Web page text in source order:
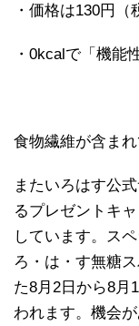
・価格は130円（
・0kcalで「機能
食物繊維が含ま
またいろはす公
るプレゼントキ
しています。ス
ろ・は・す無糖
た8月2日から8月
われます。機会